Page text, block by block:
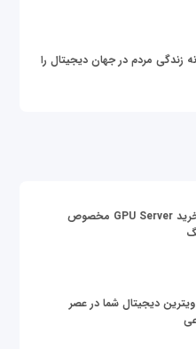
مردم در جهان دیجیتال را
قیمت سرور گرافیکی | خرید GPU Server مخصوص
دیجیتال شما در عصر